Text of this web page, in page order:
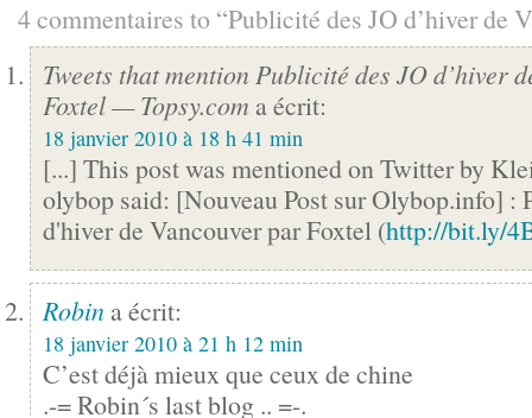
4 commentaires to “Publicité des JO d’hiver de
Tweets that mention Publicité des JO d’hiver
Foxtel — Topsy.com a écrit:
18 janvier 2010 à 18 h 41 min
[...] This post was mentioned on Twitter by
olybop said: [Nouveau Post sur Olybop.info] :
d'hiver de Vancouver par Foxtel (http://bit.ly/
Robin a écrit:
18 janvier 2010 à 21 h 12 min
C’est déjà mieux que ceux de chine
.-= Robin´s last blog .. =-.